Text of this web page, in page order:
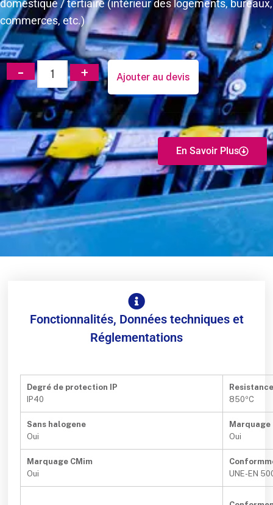
domestique / tertiaire (intérieur des logements, bureaux,
commerces, etc.)
Ajouter au devis
En Savoir Plus
Fonctionnalités, Données techniques et
Réglementations
Degré de protection IP
IP40
850ºC
Sans halogene
Oui
Marquage
Oui
Marquage CMim
Oui
UNE-EN